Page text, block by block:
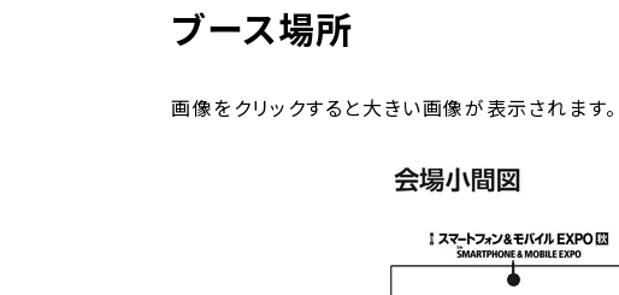
ブース場所
画像をクリックすると大きい画像が表示されます。